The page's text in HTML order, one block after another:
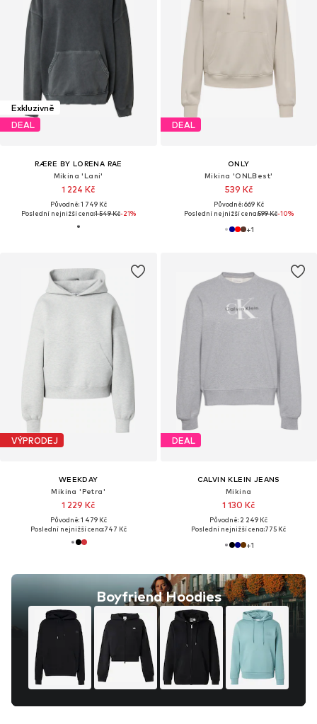
Exkluzivně
DEAL
RÆRE BY LORENA RAE
Mikina 'Lani'
1 224 Kč
Původně: 1 749 Kč
Poslední nejnižší cena:1 549 Kč-21%
DEAL
ONLY
Mikina 'ONLBest'
539 Kč
Původně: 669 Kč
Poslední nejnižší cena:599 Kč-10%
+1
VÝPRODEJ
WEEKDAY
Mikina 'Petra'
1 229 Kč
Původně: 1 479 Kč
Poslední nejnižší cena:747 Kč
Boyfriend Hoodies
DEAL
CALVIN KLEIN JEANS
Mikina
1 130 Kč
Původně: 2 249 Kč
Poslední nejnižší cena:775 Kč
+1